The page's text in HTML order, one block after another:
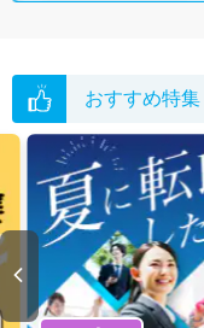
おすすめ特集